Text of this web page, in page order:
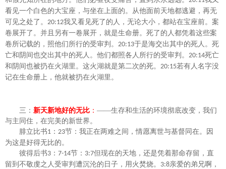
看见一个白色的大宝座，与坐在上面的。从他面前天地都逃避，再无
可见之处了。 20:12我又看见死了的人，无论大小，都站在宝座前。案
卷展开了。并且另有一卷展开，就是生命册。死了的人都凭着这些案
卷所记载的，照他们所行的受审判。 20:13于是海交出其中的死人。死
亡和阴间也交出其中的死人。他们都照各人所行的受审判。 20:14死亡
和阴间也被扔在火湖里。这火湖就是第二次的死。 20:15若有人名字没
记在生命册上，他就被扔在火湖里。
三： 新天新地好的无比 ： ——生存和生活的环境彻底改变，我们
与主同住，在完美的新世界。
腓立比书1 ： 23节： 我正在两难之间，情愿离世与基督同在。因
为这是好得无比的。
彼得后书3 ： 7-14节： 3:7但现在的天地，还是凭着那命存留，直
留到不敬虔之人受审判遭沉沦的日子，用火焚烧。 3:8亲爱的弟兄啊，